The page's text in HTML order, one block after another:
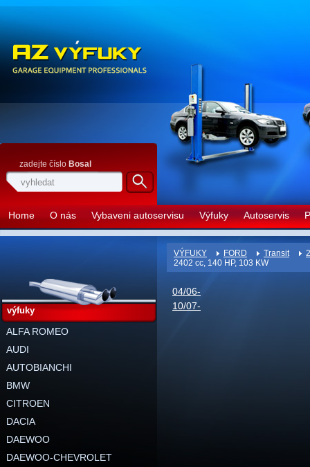
Home O nás Vybaveni autoservisu Výfuky Autoservis
zadejte číslo Bosal
VÝFUKY FORD Transit
2402 cc, 140 HP, 103 KW
04/06-
10/07-
výfuky
ALFA ROMEO
AUDI
AUTOBIANCHI
BMW
CITROEN
DACIA
DAEWOO
DAEWOO-CHEVROLET